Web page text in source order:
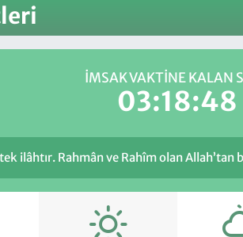
İMSAK VAKTİNE KALAN
03:18:48
ilâhtır. Rahmân ve Rahîm olan